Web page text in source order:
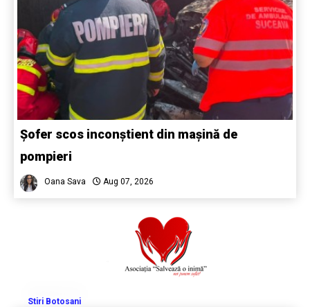
Șofer scos inconștient din mașină de
pompieri
Oana Sava Aug 07, 2026
Stiri Botosani